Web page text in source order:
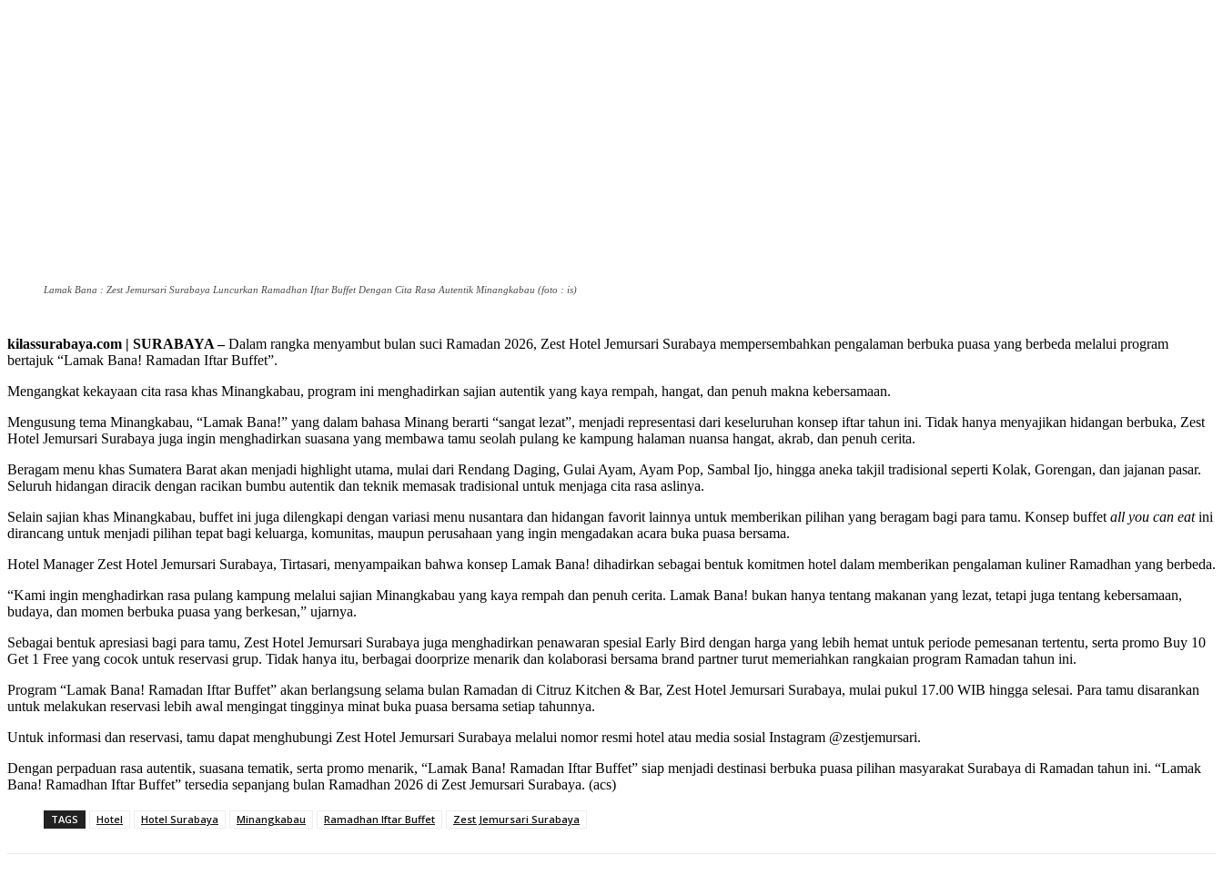
Lamak Bana : Zest Jemursari Surabaya Luncurkan Ramadhan Iftar Buffet Dengan Cita Rasa Autentik Minangkabau (foto : is)
kilassurabaya.com | SURABAYA –Dalam rangka menyambut bulan suci Ramadan 2026, Zest Hotel Jemursari Surabaya mempersembahkan pengalaman berbuka puasa yang berbeda melalui program
bertajuk “Lamak Bana! Ramadan Iftar Buffet”.
Mengangkat kekayaan cita rasa khas Minangkabau, program ini menghadirkan sajian autentik yang kaya rempah, hangat, dan penuh makna kebersamaan.
Mengusung tema Minangkabau, “Lamak Bana!” yang dalam bahasa Minang berarti “sangat lezat”, menjadi representasi dari keseluruhan konsep iftar tahun ini. Tidak hanya menyajikan hidangan berbuka, Zest
Hotel Jemursari Surabaya juga ingin menghadirkan suasana yang membawa tamu seolah pulang ke kampung halaman nuansa hangat, akrab, dan penuh cerita.
Beragam menu khas Sumatera Barat akan menjadi highlight utama, mulai dari Rendang Daging, Gulai Ayam, Ayam Pop, Sambal Ijo, hingga aneka takjil tradisional seperti Kolak, Gorengan, dan jajanan pasar.
Seluruh hidangan diracik dengan racikan bumbu autentik dan teknik memasak tradisional untuk menjaga cita rasa aslinya.
Selain sajian khas Minangkabau, buffet ini juga dilengkapi dengan variasi menu nusantara dan hidangan favorit lainnya untuk memberikan pilihan yang beragam bagi para tamu. Konsep buffet all you can eatini
dirancang untuk menjadi pilihan tepat bagi keluarga, komunitas, maupun perusahaan yang ingin mengadakan acara buka puasa bersama.
Hotel Manager Zest Hotel Jemursari Surabaya, Tirtasari, menyampaikan bahwa konsep Lamak Bana! dihadirkan sebagai bentuk komitmen hotel dalam memberikan pengalaman kuliner Ramadhan yang berbeda.
“Kami ingin menghadirkan rasa pulang kampung melalui sajian Minangkabau yang kaya rempah dan penuh cerita. Lamak Bana! bukan hanya tentang makanan yang lezat, tetapi juga tentang kebersamaan,
budaya, dan momen berbuka puasa yang berkesan,” ujarnya.
Sebagai bentuk apresiasi bagi para tamu, Zest Hotel Jemursari Surabaya juga menghadirkan penawaran spesial Early Bird dengan harga yang lebih hemat untuk periode pemesanan tertentu, serta promo Buy 10
Get 1 Free yang cocok untuk reservasi grup. Tidak hanya itu, berbagai doorprize menarik dan kolaborasi bersama brand partner turut memeriahkan rangkaian program Ramadan tahun ini.
Program “Lamak Bana! Ramadan Iftar Buffet” akan berlangsung selama bulan Ramadan di Citruz Kitchen & Bar, Zest Hotel Jemursari Surabaya, mulai pukul 17.00 WIB hingga selesai. Para tamu disarankan
untuk melakukan reservasi lebih awal mengingat tingginya minat buka puasa bersama setiap tahunnya.
Untuk informasi dan reservasi, tamu dapat menghubungi Zest Hotel Jemursari Surabaya melalui nomor resmi hotel atau media sosial Instagram @zestjemursari.
Dengan perpaduan rasa autentik, suasana tematik, serta promo menarik, “Lamak Bana! Ramadan Iftar Buffet” siap menjadi destinasi berbuka puasa pilihan masyarakat Surabaya di Ramadan tahun ini. “Lamak
Bana! Ramadhan Iftar Buffet” tersedia sepanjang bulan Ramadhan 2026 di Zest Jemursari Surabaya. (acs)
TAGS Hotel Hotel Surabaya Minangkabau Ramadhan Iftar Buffet Zest Jemursari Surabaya